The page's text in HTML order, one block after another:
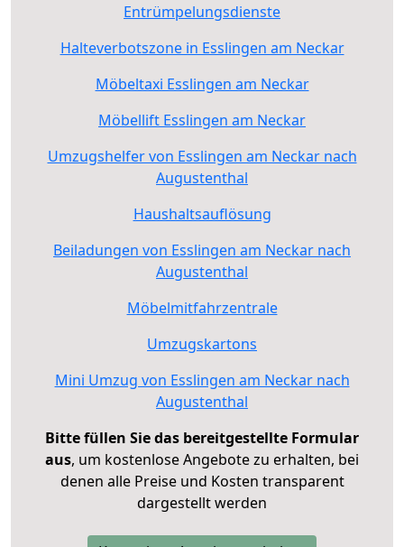
Entrümpelungsdienste
Halteverbotszone in Esslingen am Neckar
Möbeltaxi Esslingen am Neckar
Möbellift Esslingen am Neckar
Umzugshelfer von Esslingen am Neckar nach
Augustenthal
Haushaltsauflösung
Beiladungen von Esslingen am Neckar nach
Augustenthal
Möbelmitfahrzentrale
Umzugskartons
Mini Umzug von Esslingen am Neckar nach
Augustenthal
Bitte füllen Sie das bereitgestellte Formular
aus, um kostenlose Angebote zu erhalten, bei
denen alle Preise und Kosten transparent
dargestellt werden